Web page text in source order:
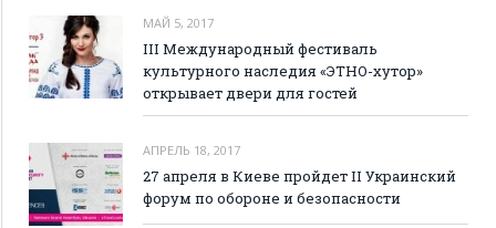
МАЙ 5, 2017
III Международный фестиваль
культурного наследия «ЭТНО-хутор»
открывает двери для гостей
АПРЕЛЬ 18, 2017
27 апреля в Киеве пройдет II Украинский
форум по обороне и безопасности